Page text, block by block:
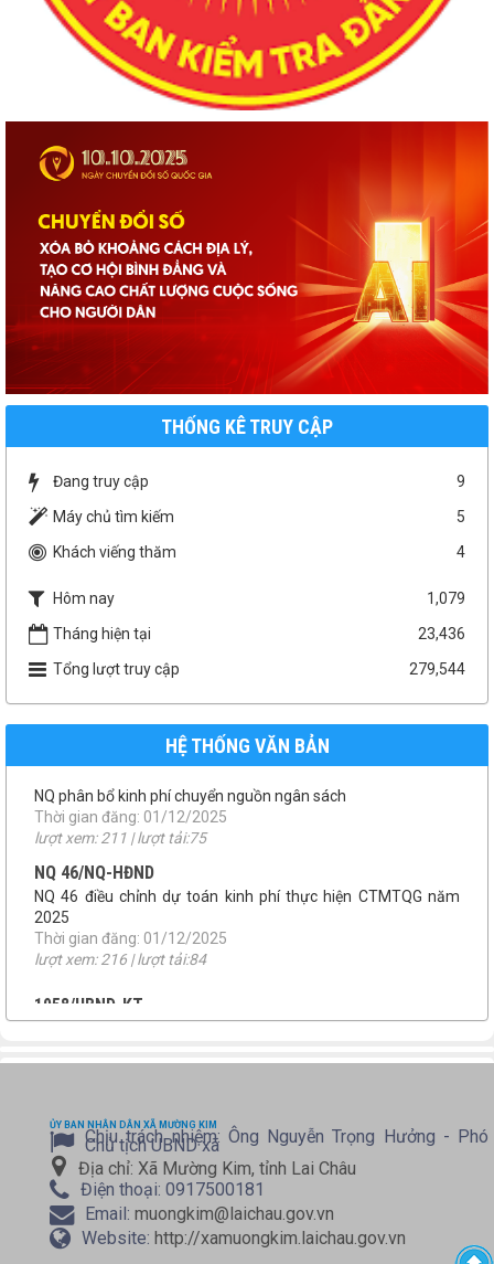
THỐNG KÊ TRUY CẬP
Đang truy cập
9
Máy chủ tìm kiếm
5
Khách viếng thăm
4
Hôm nay
1,079
Tháng hiện tại
23,436
Tổng lượt truy cập
279,544
HỆ THỐNG VĂN BẢN
1958/UBND-KT
Niêm yết công khai báo cáo đánh giá tác động môi trường
Thời gian đăng: 07/04/2026
lượt xem: 155 | lượt tải:149
QUYẾT ĐỊNH THU HỒI ĐẤT
lượt xem: 195 | lượt tải:110
TB 09/UBBC
MƯỜNG KIM NHIỆM KỲ 2026-2031
lượt xem: 198 | lượt tải:142
NQ 41/NQ-HĐND
NQ phân bổ kinh phí chuyển nguồn ngân sách
Thời gian đăng: 01/12/2025
lượt xem: 211 | lượt tải:75
NQ 46 điều chỉnh dự toán kinh phí thực hiện CTMTQG năm
Thời gian đăng: 01/12/2025
lượt xem: 216 | lượt tải:84
1958/UBND-KT
Niêm yết công khai báo cáo đánh giá tác động môi trường
Thời gian đăng: 07/04/2026
lượt xem: 155 | lượt tải:149
số 46/QĐ-UBND
TB 09/UBBC
MƯỜNG KIM NHIỆM KỲ 2026-2031
Thời gian đăng: 08/01/2026
lượt xem: 198 | lượt tải:142
NQ 41/NQ-HĐND
NQ phân bổ kinh phí chuyển nguồn ngân sách
Thời gian đăng: 01/12/2025
ỦY BAN NHÂN DÂN XÃ MƯỜNG KIM
Chịu trách nhiệm: Ông Nguyễn Trọng Hưởng - Phó
Chủ tịch UBND xã
Địa chỉ: Xã Mường Kim, tỉnh Lai Châu
Điện thoại: 0917500181
Email: muongkim@laichau.gov.vn
Website: http://xamuongkim.laichau.gov.vn